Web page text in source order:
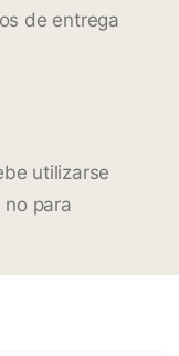
de entrega
utilizarse
para